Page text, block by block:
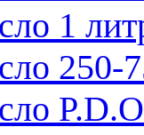
1
250-